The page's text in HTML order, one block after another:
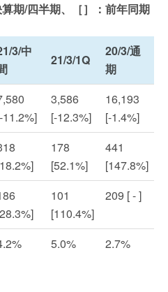
期/四半期、［］：前年同期
3/中
21/3/1Q
20/3/通
期
11.2%]
3,586
[-12.3%]
16,193
[-1.4%]
178
[52.1%]
441
[147.8%]
101
[110.4%]
209 [ - ]
5.0% 2.7%